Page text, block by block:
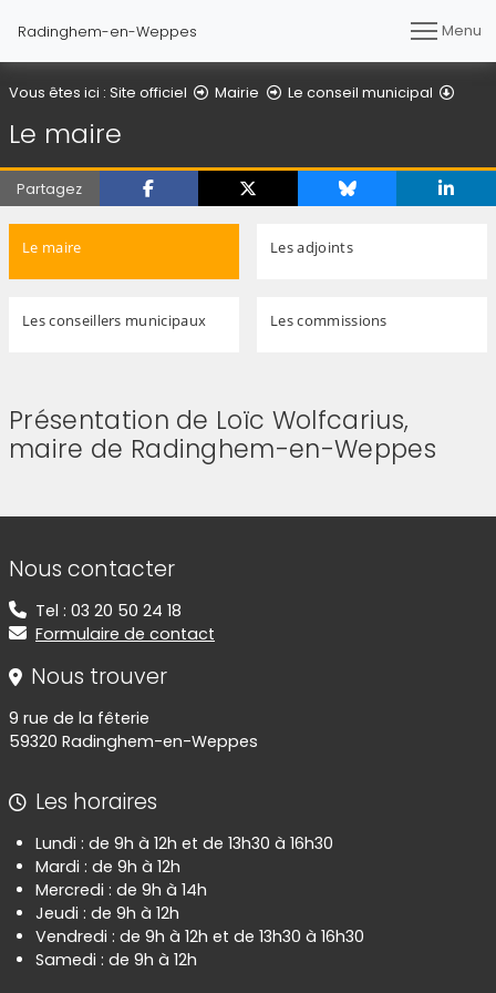
Radinghem-en-Weppes Menu
Vous êtes ici : Site officiel Mairie Le conseil municipal
Le maire
Partagez
Le maire Les adjoints
Les conseillers municipaux Les commissions
Présentation de Loïc Wolfcarius,
maire de Radinghem-en-Weppes
Informations de contact
Nous contacter
Tel : 03 20 50 24 18
Formulaire de contact
Nous trouver
9 rue de la fêterie
59320 Radinghem-en-Weppes
Les horaires
Lundi : de 9h à 12h et de 13h30 à 16h30
Mardi : de 9h à 12h
Mercredi : de 9h à 14h
Jeudi : de 9h à 12h
Vendredi : de 9h à 12h et de 13h30 à 16h30
Samedi : de 9h à 12h